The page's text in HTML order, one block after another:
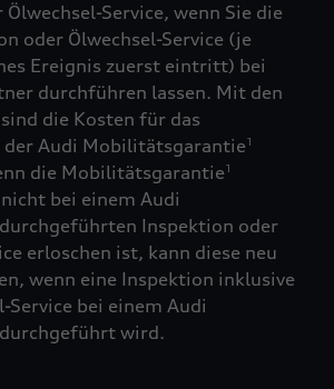
Service, wenn Sie die
oder Ölwechsel-Service (je
Ereignis zuerst eintritt) bei
durchführen lassen. Mit den
die Kosten für das
der Audi Mobilitätsgarantie1
die Mobilitätsgarantie1
bei einem Audi
Inspektion oder
erloschen ist, kann diese neu
wenn eine Inspektion inklusive
Service bei einem Audi
wird.